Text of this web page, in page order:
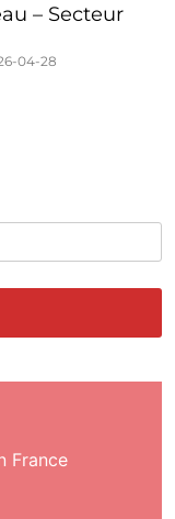
– Secteur
04-28
France